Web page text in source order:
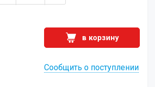
в корзину
Сообщить о поступлении